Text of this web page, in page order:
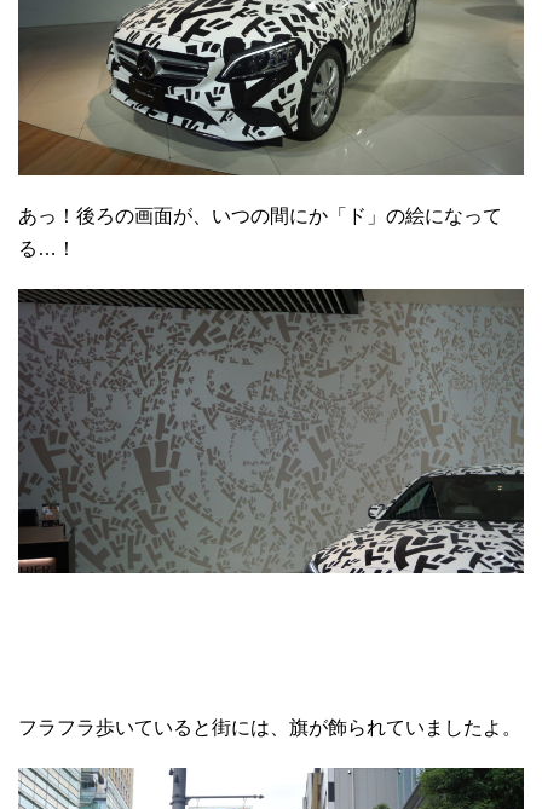
あっ！後ろの画面が、いつの間にか「ド」の絵になって
る…！
フラフラ歩いていると街には、旗が飾られていましたよ。